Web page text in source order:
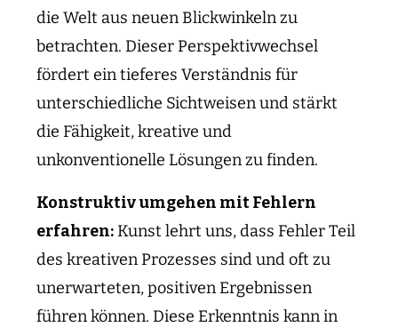
die Welt aus neuen Blickwinkeln zu
betrachten. Dieser Perspektivwechsel
fördert ein tieferes Verständnis für
unterschiedliche Sichtweisen und stärkt
die Fähigkeit, kreative und
unkonventionelle Lösungen zu finden.
Konstruktiv umgehen mit Fehlern
erfahren:Kunst lehrt uns, dass Fehler Teil
des kreativen Prozesses sind und oft zu
unerwarteten, positiven Ergebnissen
führen können. Diese Erkenntnis kann in